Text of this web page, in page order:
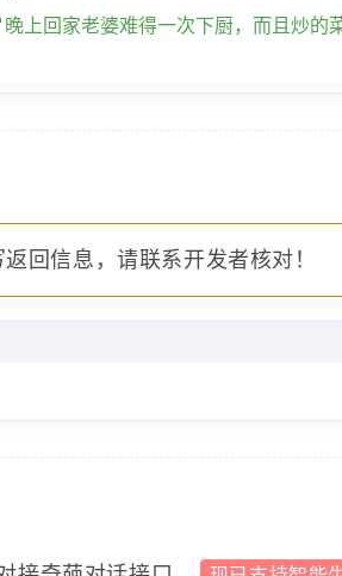
上回家老婆难得一次下厨，而且炒
回信息，请联系开发者核对！